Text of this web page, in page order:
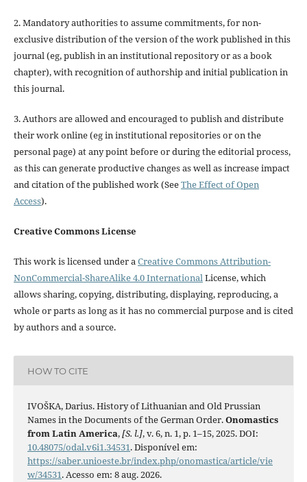
2. Mandatory authorities to assume commitments, for non-
exclusive distribution of the version of the work published in this
journal (eg, publish in an institutional repository or as a book
chapter), with recognition of authorship and initial publication in
this journal.
3. Authors are allowed and encouraged to publish and distribute
their work online (eg in institutional repositories or on the
personal page) at any point before or during the editorial process,
as this can generate productive changes as well as increase impact
and citation of the published work (SeeThe Effect of Open
Access).
Creative Commons License
This work is licensed under aCreative Commons Attribution-
NonCommercial-ShareAlike 4.0 InternationalLicense, which
allows sharing, copying, distributing, displaying, reproducing, a
whole or parts as long as it has no commercial purpose and is cited
by authors and a source.
HOW TO CITE
IVOŠKA, Darius. History of Lithuanian and Old Prussian
Names in the Documents of the German Order.Onomastics
from Latin America,[S. l.], v. 6, n. 1, p. 1–15, 2025. DOI:
10.48075/odal.v6i1.34531. Disponível em:
https://saber.unioeste.br/index.php/onomastica/article/vie
w/34531. Acesso em: 8 aug. 2026.